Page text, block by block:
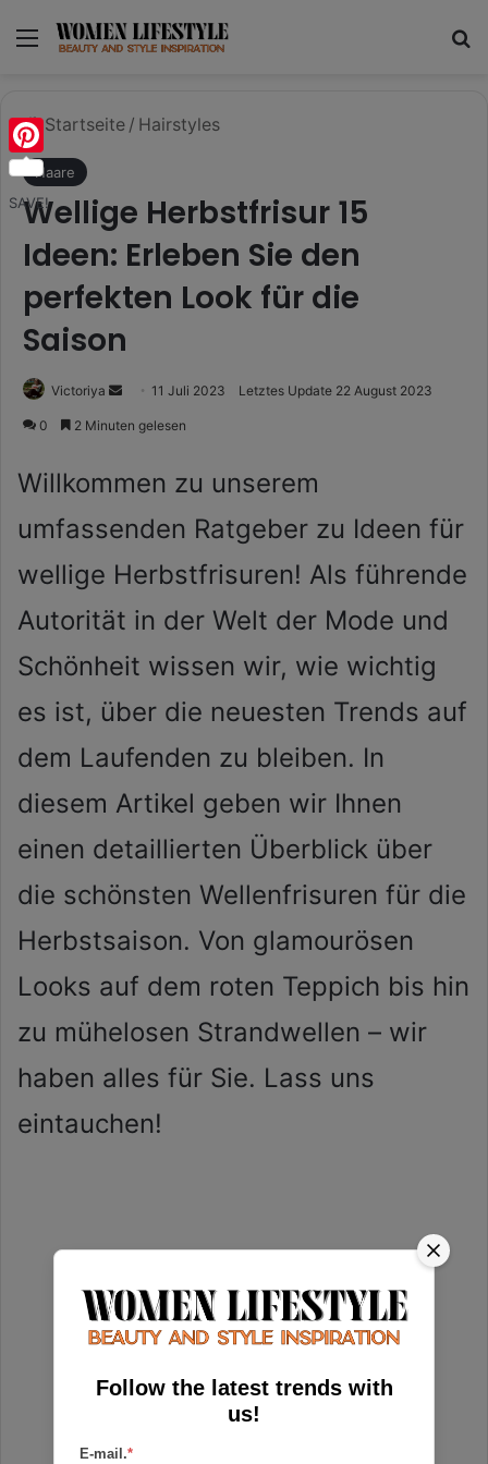
Menü
Startseite / Hairstyles
Haare
Wellige Herbstfrisur 15
Ideen: Erleben Sie den
perfekten Look für die
Saison
Victoriya
Sende
Mail
11 Juli 2023 Letztes Update 22 August 2023
0 2 Minuten gelesen
Willkommen zu unserem
umfassenden Ratgeber zu Ideen für
wellige Herbstfrisuren! Als führende
Autorität in der Welt der Mode und
Schönheit wissen wir, wie wichtig
es ist, über die neuesten Trends auf
dem Laufenden zu bleiben. In
diesem Artikel geben wir Ihnen
einen detaillierten Überblick über
die schönsten Wellenfrisuren für die
Herbstsaison. Von glamourösen
Looks auf dem roten Teppich bis hin
zu mühelosen Strandwellen – wir
haben alles für Sie. Lass uns
eintauchen!
Pinterest
SAVE!
Follow the latest trends with
us!
E-mail.*